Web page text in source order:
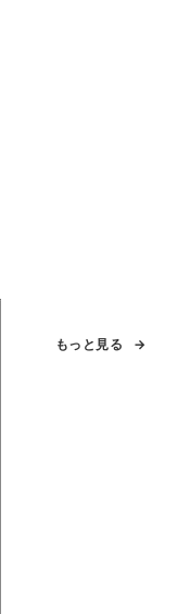
もっと見る